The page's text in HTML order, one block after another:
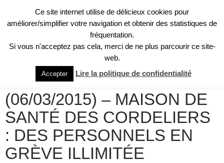
Collectif pour l'Hôpital de Moûtiers
LE DAUPHINÉ LIBÉRÉ
(06/03/2015) – MAISON DE
SANTÉ DES CORDELIERS
: DES PERSONNELS EN
GRÈVE ILLIMITÉE
Ce site internet utilise de délicieux cookies pour
améliorer/simplifier votre navigation et obtenir des statistiques de
fréquentation.
Si vous n'acceptez pas cela, merci de ne plus parcourir ce site-
web.
Accepter Lire la politique de confidentialité